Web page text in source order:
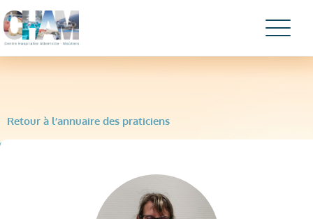
Retour à l’annuaire des praticiens